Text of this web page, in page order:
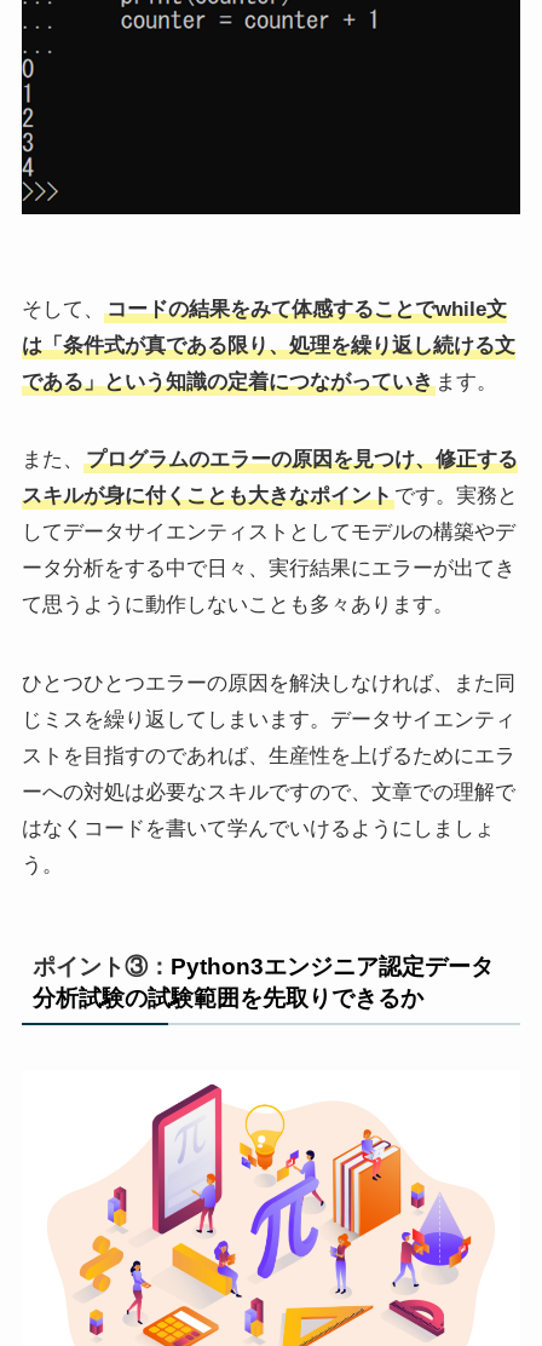
そして、
コードの結果をみて体感することでwhile文
は「条件式が真である限り、処理を繰り返し続ける文
である」という知識の定着につながっていきます。
また、
プログラムのエラーの原因を見つけ、修正する
スキルが身に付くことも大きなポイントです。実務と
してデータサイエンティストとしてモデルの構築やデ
ータ分析をする中で日々、実行結果にエラーが出てき
て思うように動作しないことも多々あります。
ひとつひとつエラーの原因を解決しなければ、また同
じミスを繰り返してしまいます。データサイエンティ
ストを目指すのであれば、生産性を上げるためにエラ
ーへの対処は必要なスキルですので、文章での理解で
はなくコードを書いて学んでいけるようにしましょ
う。
ポイント③： Python3エンジニア認定データ
分析試験の試験範囲を先取りできるか